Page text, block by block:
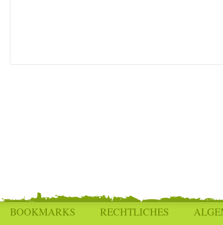
BOOKMARKS RECHTLICHES